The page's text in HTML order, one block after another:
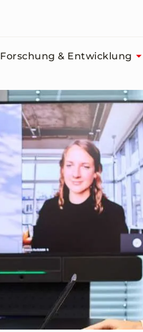
Forschung & Entwicklung